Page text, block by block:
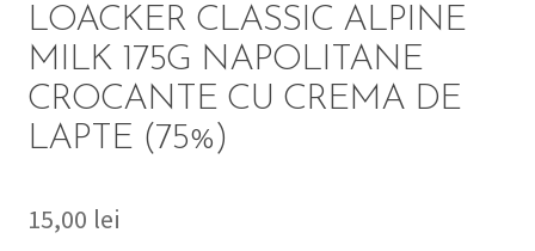
TROLERE
ARTICOLE VOIAJ
LOACKER CLASSIC ALPINE
MILK 175G NAPOLITANE
CROCANTE CU CREMA DE
LAPTE (75%)
15,00 lei